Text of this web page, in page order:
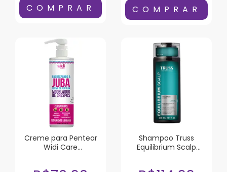
Creme para Pentear
Widi Care
Shampoo Truss
Equilibrium Scalp